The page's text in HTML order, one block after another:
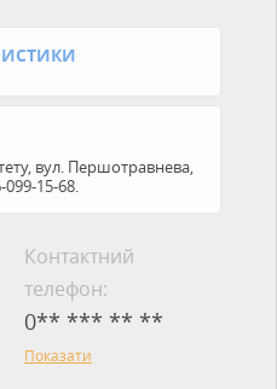
вул. Першотравнева,
099-15-68.
Контактний
телефон:
0** *** ** **
Показати